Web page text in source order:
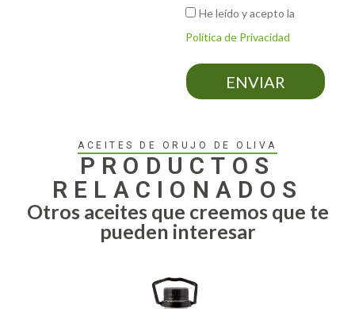
He leído y acepto la
Política de Privacidad
ENVIAR
ACEITES DE ORUJO DE OLIVA
PRODUCTOS
RELACIONADOS
Otros aceites que creemos que te
pueden interesar